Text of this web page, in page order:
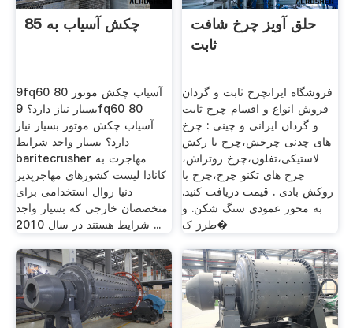
چکش آسیاب به 85
9fq60 80 آسیاب چکش موتور
بسیار نیاز دارد؟ 9fq60 80
آسیاب چکش موتور بسیار نیاز
دارد؟ بسیار واجد شرایط
baritecrusher مهاجرت به
کانادا لیست کشورهای مهاجرپذیر
دنیا روال استخدامی برای
متخصصان خارجی که بسیار واجد
شرایط هستند در سال 2010 ...
حلق آویز چرخ شافت
ثابت
فروشگاه ایرانچرخ ثابت و گردان
فروش انواع و اقسام چرخ ثابت
و گردان ایرانی و چینی : چرخ
های چدنی چرخش،چرخ با رکش
لاستیکی،تفلون،چرخ روتراش،
چرخ های تکنو چرخ،چرخ با
روکش بادی . قیمت دریافت کنید.
به محور عمودی سنگ شکن. و
طرز ک�